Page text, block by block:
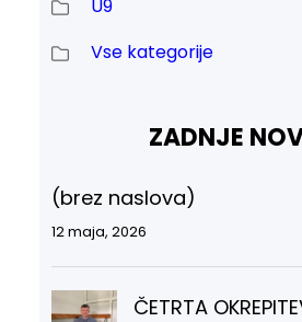
U9
Vse kategorije
ZADNJE
(brez naslova)
12 maja, 2026
ČETRTA